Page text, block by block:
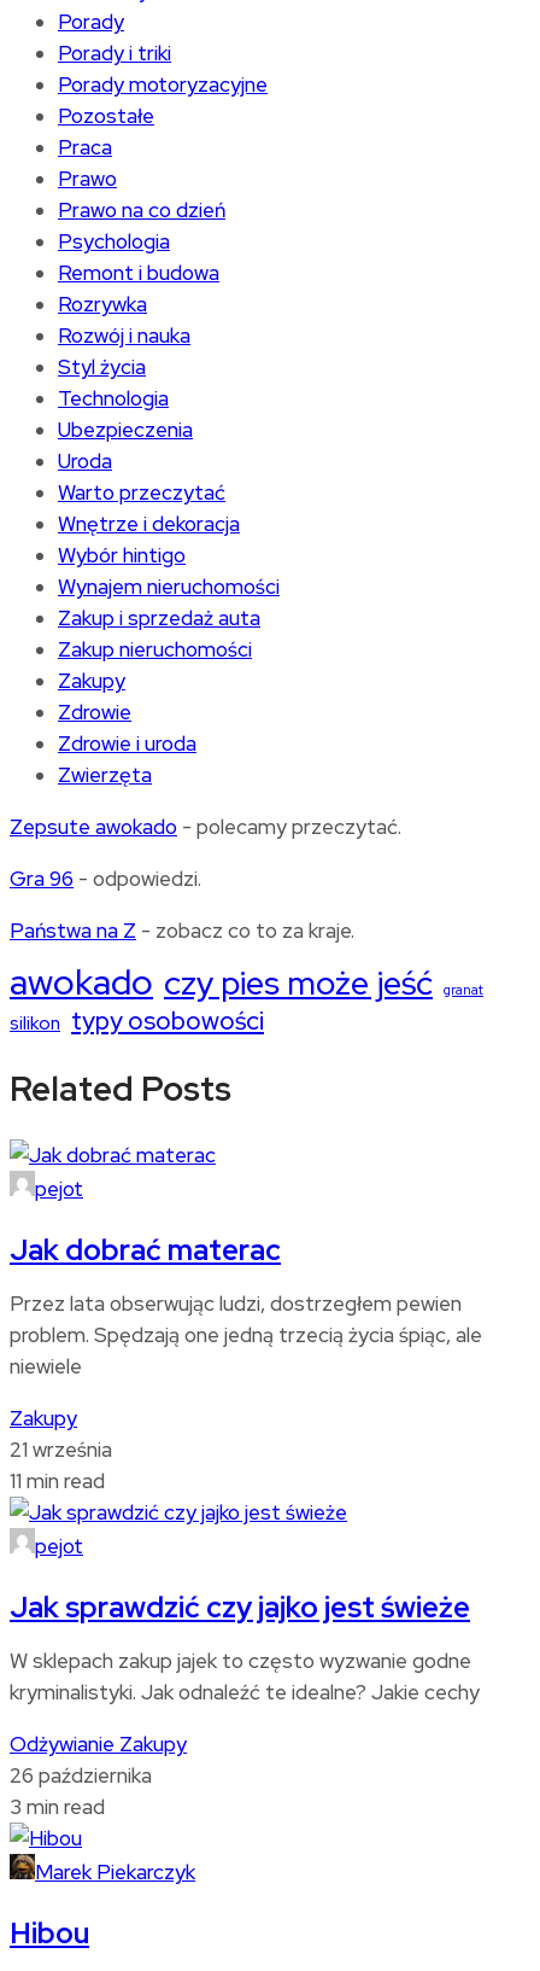
Porady
Porady i triki
Porady motoryzacyjne
Pozostałe
Praca
Prawo
Prawo na co dzień
Psychologia
Remont i budowa
Rozrywka
Rozwój i nauka
Styl życia
Technologia
Ubezpieczenia
Uroda
Warto przeczytać
Wnętrze i dekoracja
Wybór hintigo
Wynajem nieruchomości
Zakup i sprzedaż auta
Zakup nieruchomości
Zakupy
Zdrowie
Zdrowie i uroda
Zwierzęta
Zepsute awokado - polecamy przeczytać.
Gra 96 - odpowiedzi.
Państwa na Z - zobacz co to za kraje.
awokado czy pies może jeść granat
silikon typy osobowości
Related Posts
pejot
Jak dobrać materac
Przez lata obserwując ludzi, dostrzegłem pewien
problem. Spędzają one jedną trzecią życia śpiąc, ale
niewiele
Zakupy
21 września
11 min read
pejot
Jak sprawdzić czy jajko jest świeże
W sklepach zakup jajek to często wyzwanie godne
kryminalistyki. Jak odnaleźć te idealne? Jakie cechy
Odżywianie Zakupy
26 października
3 min read
Marek Piekarczyk
Hibou